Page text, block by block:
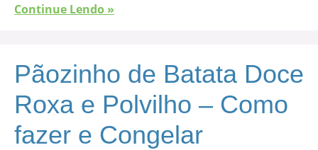
Continue Lendo »
Pãozinho de Batata Doce
Roxa e Polvilho – Como
fazer e Congelar